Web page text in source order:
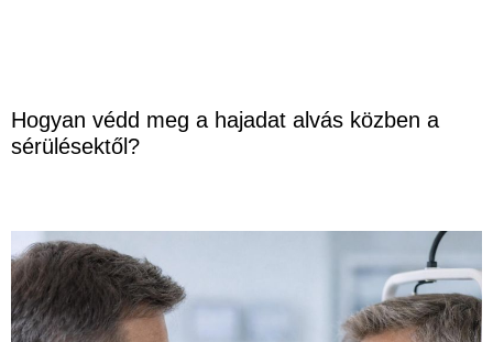
Hogyan védd meg a hajadat alvás közben a
sérülésektől?